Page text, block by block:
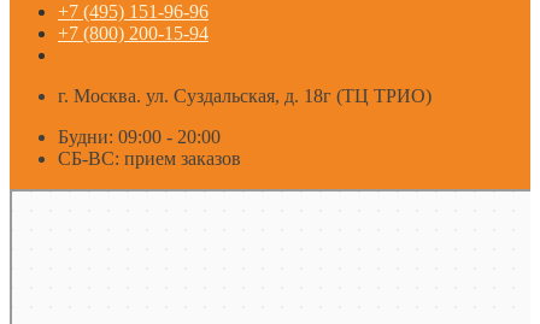
+7 (495) 151-96-96
+7 (800) 200-15-94
г. Москва. ул. Суздальская, д. 18г (ТЦ ТРИО)
Будни: 09:00 - 20:00
СБ-ВС: прием заказов